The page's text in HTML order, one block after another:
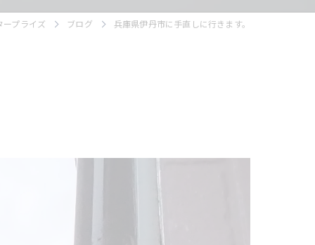
ープライズ ブログ 兵庫県伊丹市に手直しに行きます。